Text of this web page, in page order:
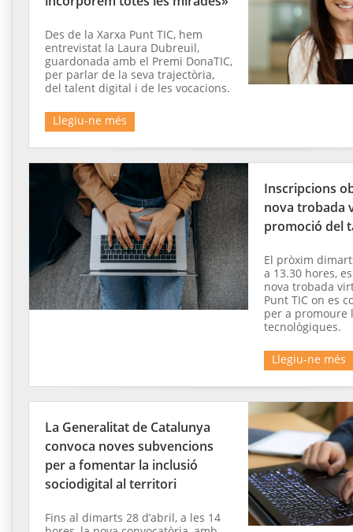
Des de la Xarxa Punt TIC, hem
entrevistat la Laura Dubreuil,
guardonada amb el Premi DonaTIC,
per parlar de la seva trajectòria,
del talent digital i de les vocacions.
Llegiu-ne més
Inscripcions
nova trobada
promoció del
El pròxim
a 13.30 hores,
nova trobada
Punt TIC on es
per a promoure
tecnològiques.
Llegiu-ne més
La Generalitat de Catalunya
convoca noves subvencions
per a fomentar la inclusió
sociodigital al territori
Fins al dimarts 28 d’abril, a les 14